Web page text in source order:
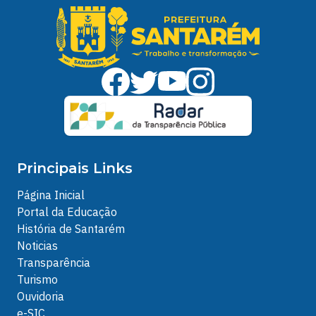
Principais Links
Página Inicial
Portal da Educação
História de Santarém
Noticias
Transparência
Turismo
Ouvidoria
e-SIC